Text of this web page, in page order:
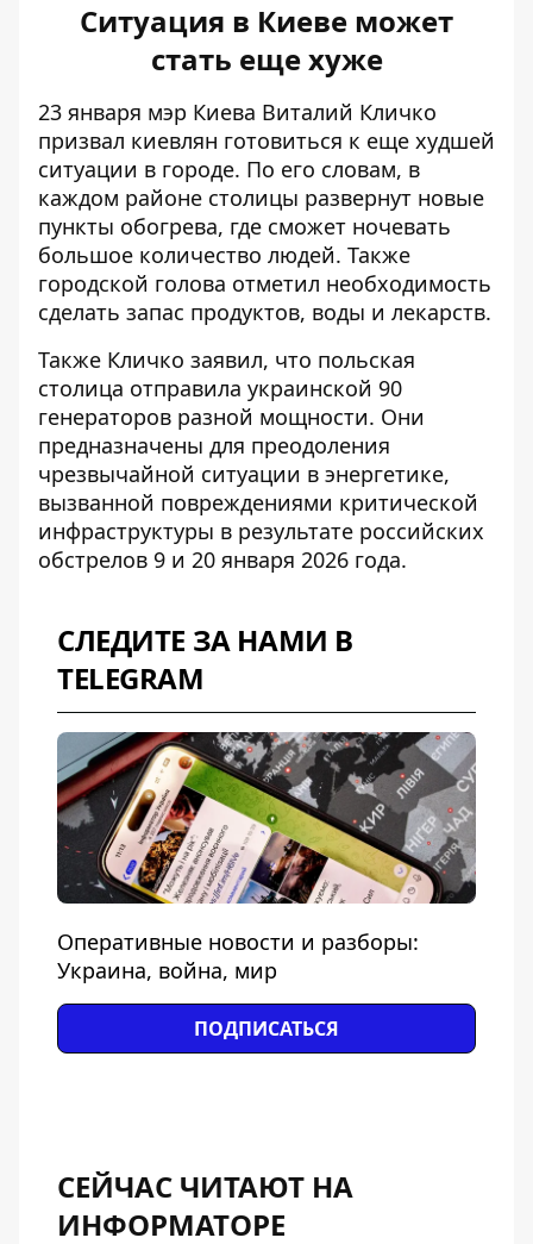
Ситуация в Киеве может
стать еще хуже
23 января мэр Киева Виталий Кличко
призвал киевлян готовиться к еще худшей
ситуации в городе. По его словам, в
каждом районе столицы развернут новые
пункты обогрева, где сможет ночевать
большое количество людей. Также
городской голова отметил необходимость
сделать запас продуктов, воды и лекарств.
Также Кличко заявил, что польская
столица отправила украинской 90
генераторов разной мощности. Они
предназначены для преодоления
чрезвычайной ситуации в энергетике,
вызванной повреждениями критической
инфраструктуры в результате российских
обстрелов 9 и 20 января 2026 года.
СЛЕДИТЕ ЗА НАМИ В
TELEGRAM
Оперативные новости и разборы:
Украина, война, мир
ПОДПИСАТЬСЯ
СЕЙЧАС ЧИТАЮТ НА
ИНФОРМАТОРЕ